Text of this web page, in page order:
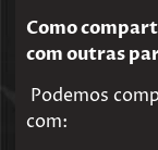
Como
com outras
Podemos
com: